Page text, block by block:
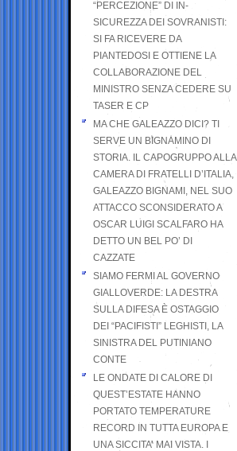
“PERCEZIONE” DI IN-
SICUREZZA DEI SOVRANISTI:
SI FA RICEVERE DA
PIANTEDOSI E OTTIENE LA
COLLABORAZIONE DEL
MINISTRO SENZA CEDERE SU
TASER E CP
MA CHE GALEAZZO DICI? TI
SERVE UN BIGNAMINO DI
STORIA. IL CAPOGRUPPO ALLA
CAMERA DI FRATELLI D’ITALIA,
GALEAZZO BIGNAMI, NEL SUO
ATTACCO SCONSIDERATO A
OSCAR LUIGI SCALFARO HA
DETTO UN BEL PO’ DI
CAZZATE
SIAMO FERMI AL GOVERNO
GIALLOVERDE: LA DESTRA
SULLA DIFESA È OSTAGGIO
DEI “PACIFISTI” LEGHISTI, LA
SINISTRA DEL PUTINIANO
CONTE
LE ONDATE DI CALORE DI
QUEST’ESTATE HANNO
PORTATO TEMPERATURE
RECORD IN TUTTA EUROPA E
UNA SICCITA’ MAI VISTA. I